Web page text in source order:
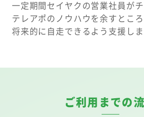
一定期間セイヤクの営業社員がチ
テレアポのノウハウを余すところ
将来的に自走できるよう支援しま
ご利用までの